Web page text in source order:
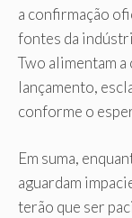
a confirmação
fontes da
Two alimentam a
lançamento,
conforme o
Em suma,
aguardam
terão que ser